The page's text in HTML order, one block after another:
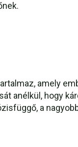
amely
anélkül, hogy
a